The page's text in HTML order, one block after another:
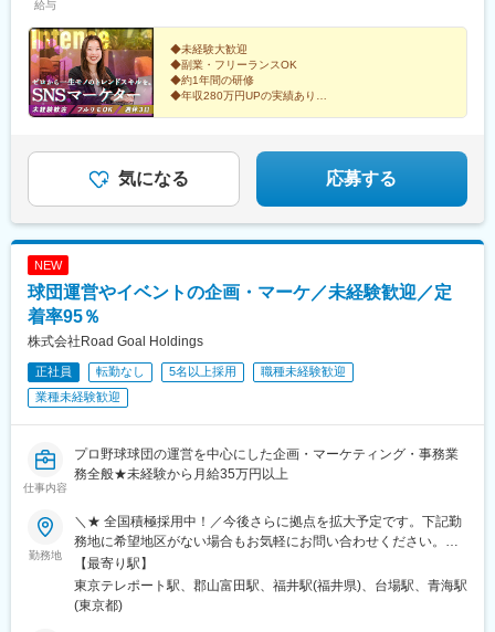
阪府)、万博記念公園駅、北巽駅、新大阪駅、枚方公園駅、枚方市
駅、忍ケ丘駅、京橋駅(大阪府)、七道駅、庄内駅(大阪府)、なんば
駅(地下鉄)、上牧駅(大阪府)、江坂駅、樟葉駅、なかもず駅、鳳
駅、天満橋駅、十三駅、中央市場前駅、三宮・花時計前駅、ひめ
じ別所駅、道場南口駅、仁川駅、姫路駅、御影駅(兵庫県・阪神
駅、尼崎センタープール前駅、尼ケ辻駅、球場前駅(岡山県)、児島
駅、佐賀駅、鳥栖駅、西鉄福岡駅、西新駅、博多駅、天神南駅、
大野城駅、安部山公園駅、賀茂駅、羽犬塚駅、千早駅、都府楼南
駅、五郎丸駅、井尻駅、酒殿駅、東比恵駅、中洲川端駅、竹下
駅、福間駅、遠賀野駅、野芥駅、赤間駅、小倉駅(福岡県)、茶山駅
(長崎県)、南鹿児島駅、名古屋駅、名鉄名古屋駅
給与
◆未経験大歓迎
◆副業・フリーランスOK
◆約1年間の研修
◆年収280万円UPの実績あり
“好き”が、仕事になる。
そんな当たり前で、最上級の喜びを――！
気になる 応募する
NEW
球団運営やイベントの企画・マーケ／未経験歓迎／定
着率95％
株式会社Road Goal Holdings
正社員 転勤なし 5名以上採用
職種未経験歓迎
業種未経験歓迎
仕事内容
プロ野球球団の運営を中心にした企画・マーケティング・事務業
務全般★未経験から月給35万円以上
勤務地
＼★ 全国積極採用中！／今後さらに拠点を拡大予定です。下記勤
務地に希望地区がない場合もお気軽にお問い合わせください。≪
希望に沿わない転勤なし ★ 東京を拠点に地方都市に貢献≫■東京
本社／東京都江東区青海1-1-20 ダイバーシティ東京 オフィスタワ
ー 12F■東北オフィス／福島県郡山市八山田3丁目22■北陸オフィ
【最寄り駅】
東京テレポート駅、郡山富田駅、福井駅(福井県)、台場駅、青海駅
(東京都)